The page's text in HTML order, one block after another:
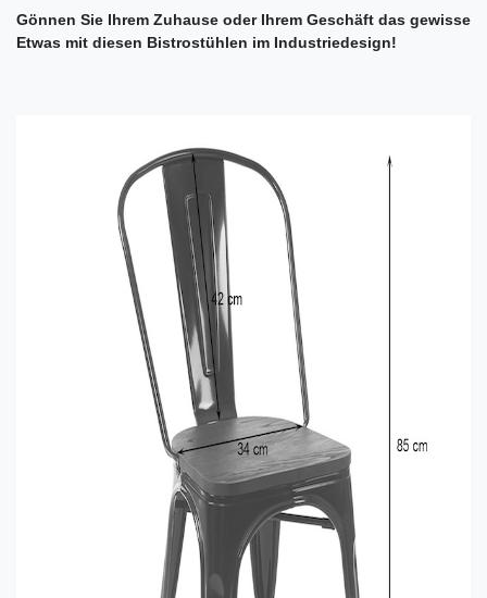
Gönnen Sie Ihrem Zuhause oder Ihrem Geschäft das gewisse
Etwas mit diesen Bistrostühlen im Industriedesign!